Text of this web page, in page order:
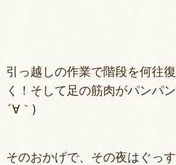
引っ越しの作業で階段を何往
く！そして足の筋肉がパンパ
´∀｀)
そのおかげで、その夜はぐっ